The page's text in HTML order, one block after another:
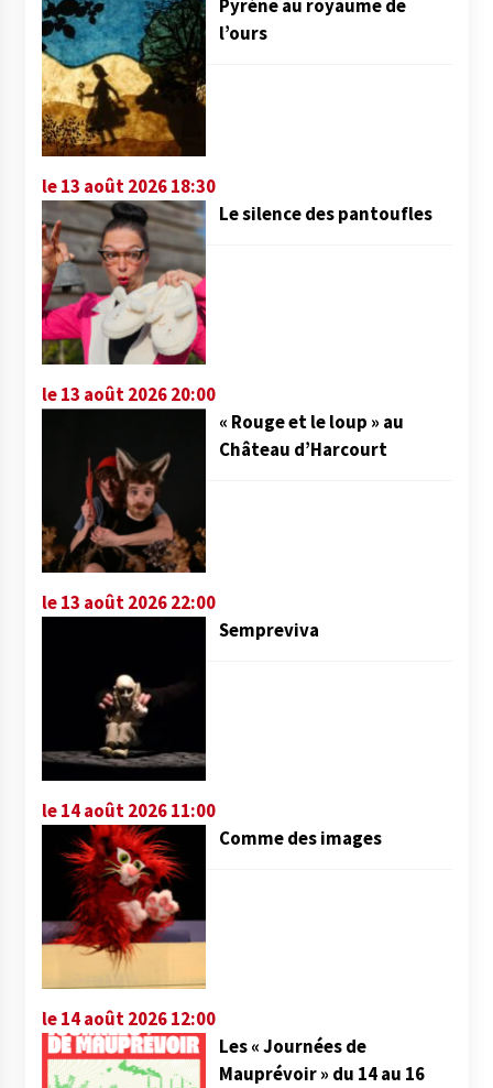
Pyrène au royaume de
l’ours
le 13 août 2026 18:30
Le silence des pantoufles
le 13 août 2026 20:00
« Rouge et le loup » au
Château d’Harcourt
le 13 août 2026 22:00
Sempreviva
le 14 août 2026 11:00
Comme des images
le 14 août 2026 12:00
Les « Journées de
Mauprévoir » du 14 au 16